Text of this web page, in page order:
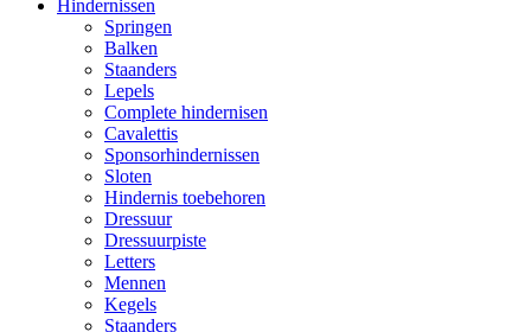
Hindernissen
Springen
Balken
Staanders
Lepels
Complete hindernisen
Cavalettis
Sponsorhindernissen
Sloten
Hindernis toebehoren
Dressuur
Dressuurpiste
Letters
Mennen
Kegels
Staanders